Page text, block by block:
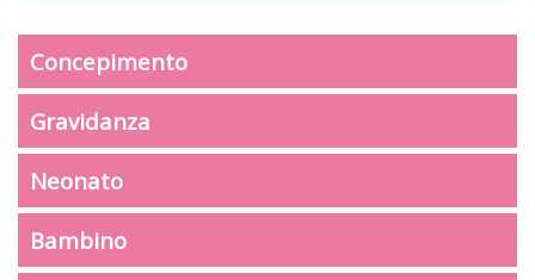
Concepimento
Gravidanza
Neonato
Bambino